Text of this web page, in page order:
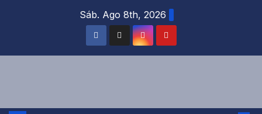
Sáb. Ago 8th, 2026